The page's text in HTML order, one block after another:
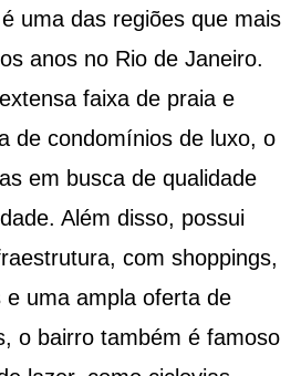
uma das regiões que mais
anos no Rio de Janeiro.
faixa de praia e
de condomínios de luxo, o
em busca de qualidade
Além disso, possui
com shoppings,
e uma ampla oferta de
o bairro também é famoso